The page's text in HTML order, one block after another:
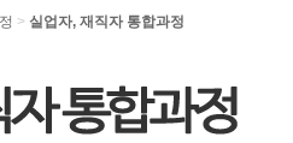
> 실업자, 재직자 통합과정